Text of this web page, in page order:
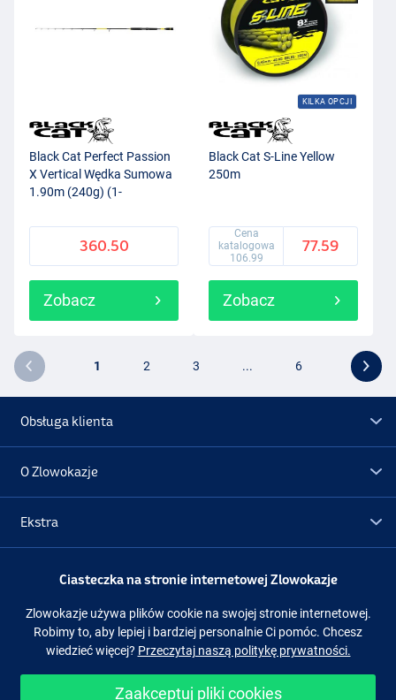
Black Cat Perfect Passion
X Vertical Wędka Sumowa
1.90m (240g) (1-
360.50
Zobacz
KILKA OPCJI
Black Cat S-Line Yellow
250m
Cena
katalogowa
106.99
77.59
Zobacz
1 2 3 ... 6
Obsługa klienta
O Zlowokazje
Ekstra
Promocje
Obserwuj nas Facebook Instagram
Ciasteczka na stronie internetowej Zlowokazje
Zlowokazje używa plików cookie na swojej stronie internetowej.
Robimy to, aby lepiej i bardziej personalnie Ci pomóc. Chcesz
wiedzieć więcej? Przeczytaj naszą politykę prywatności.
Zaakceptuj pliki cookies